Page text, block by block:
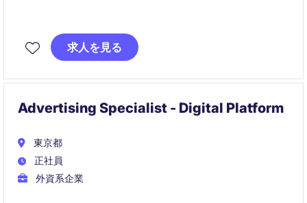
求人を見る
Advertising Specialist - Digital Platform
東京都
正社員
外資系企業